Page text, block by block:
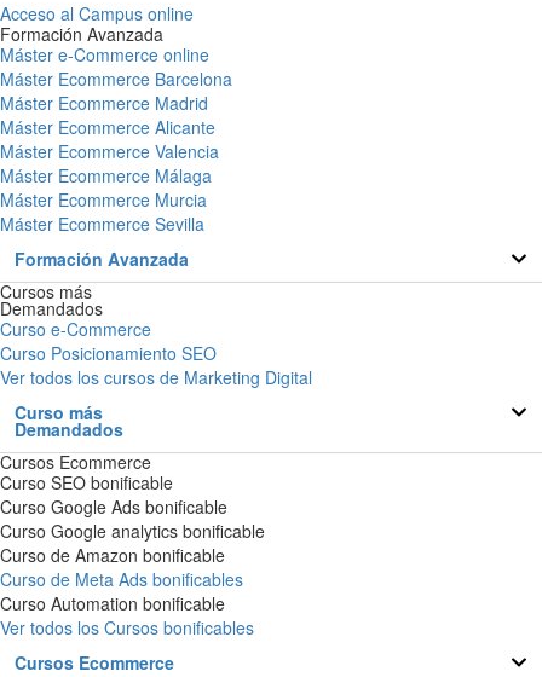
Acceso al Campus online
Formación Avanzada
Máster e-Commerce online
Máster Ecommerce Barcelona
Máster Ecommerce Madrid
Máster Ecommerce Alicante
Máster Ecommerce Valencia
Máster Ecommerce Málaga
Máster Ecommerce Murcia
Máster Ecommerce Sevilla
Formación Avanzada
Cursos más
Demandados
Curso e-Commerce
Curso Posicionamiento SEO
Ver todos los cursos de Marketing Digital
Curso más
Demandados
Cursos Ecommerce
Curso SEO bonificable
Curso Google Ads bonificable
Curso Google analytics bonificable
Curso de Amazon bonificable
Curso de Meta Ads bonificables
Curso Automation bonificable
Ver todos los Cursos bonificables
Cursos Ecommerce